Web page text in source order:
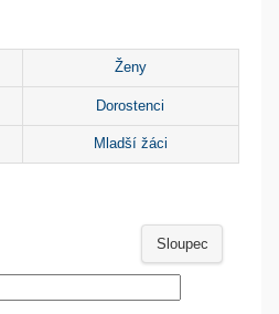
Ženy
Dorostenci
Mladší žáci
Sloupec